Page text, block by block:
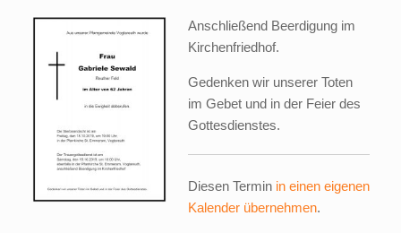
Anschließend Beerdigung im
Kirchenfriedhof.
Gedenken wir unserer Toten
im Gebet und in der Feier des
Gottesdienstes.
Diesen Termin in einen eigenen
Kalender übernehmen.